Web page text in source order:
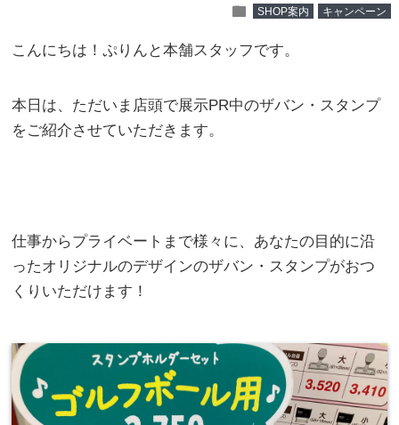
folder SHOP案内 キャンペーン
こんにちは！ぷりんと本舗スタッフです。
本日は、ただいま店頭で展示PR中のザバン・スタンプ
をご紹介させていただきます。
仕事からプライベートまで様々に、あなたの目的に沿
ったオリジナルのデザインのザバン・スタンプがおつ
くりいただけます！